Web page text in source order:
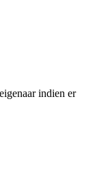
indien er